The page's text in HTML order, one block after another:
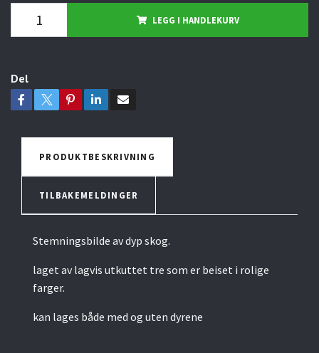
LEGG I HANDLEKURV
Del
PRODUKTBESKRIVNING
TILBAKEMELDINGER
Stemningsbilde av dyp skog.
laget av lagvis utkuttet tre som er beiset i rolige
farger.
kan lages både med og uten dyrene